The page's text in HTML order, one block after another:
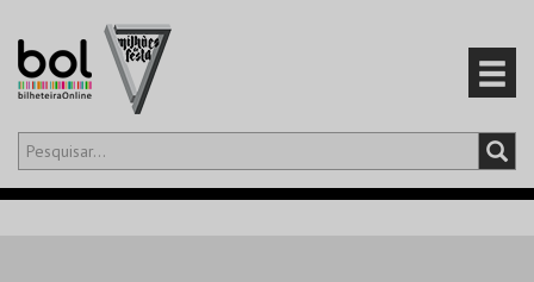
Olá,iniciar sessão